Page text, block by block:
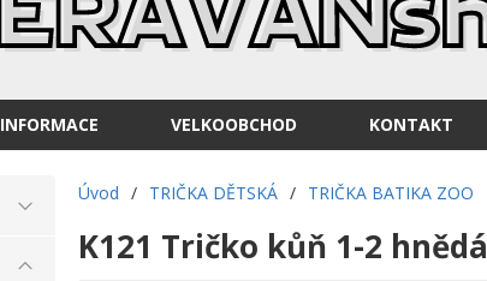
INFORMACE VELKOOBCHOD KONTAKT
Úvod / TRIČKA DĚTSKÁ / TRIČKA BATIKA ZOO
K121 Tričko kůň 1-2 hnědá